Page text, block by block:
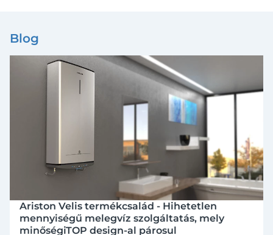
Blog
Ariston Velis termékcsalád - Hihetetlen
mennyiségű melegvíz szolgáltatás, mely
minőségiTOP design-al párosul